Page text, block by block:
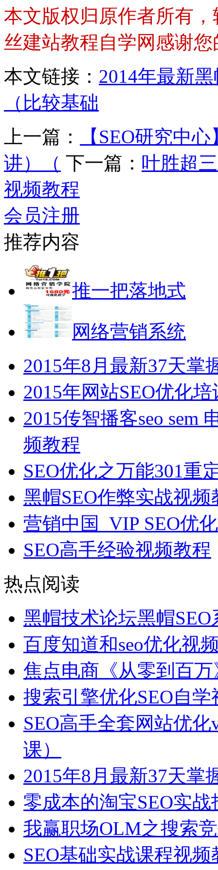
本文版权归原作者所有
丝建站教程自学网感谢
本文链接： 2014年最新
（比较基础
上一篇：
【SEO研究中
讲）（ 下一篇： 叶胜超
视频教程
会员注册
推荐内容
推一把落地式
网络营销系统
2015年8月最新37天掌
2015年网站SEO优化
2015传智播客seo sem
频教程
SEO优化之万能301重
黑帽SEO作弊实战视
营销中国_VIP SEO优
SEO高手经验视频教程
热点阅读
黑帽技术论坛黑帽
百度知道和seo优化视
焦点电商《从零到百
搜索引擎优化SEO自学
SEO高手全套网站优
课）
2015年8月最新37天掌
零成本的淘宝SEO实
我赢职场OLM之搜索
SEO基础实战课程视频